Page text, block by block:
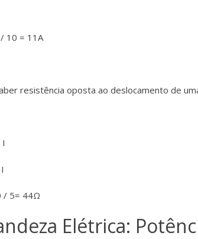
10 = 11A
resistência oposta ao deslocamento de
/ 5= 44Ω
Elétrica: